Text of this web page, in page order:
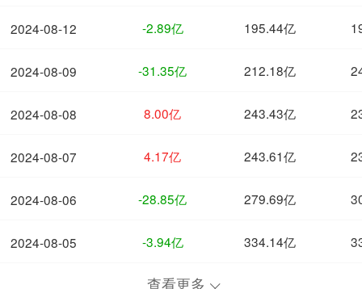
2024-08-12
2024-08-09
2024-08-08
2024-08-07
2024-08-06
2024-08-05
-2.89亿 195.44亿
-31.35亿 212.18亿
8.00亿 243.43亿
4.17亿 243.61亿
-28.85亿 279.69亿
-3.94亿 334.14亿
查看更多